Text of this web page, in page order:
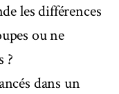
les différences
ou ne
?
dans un